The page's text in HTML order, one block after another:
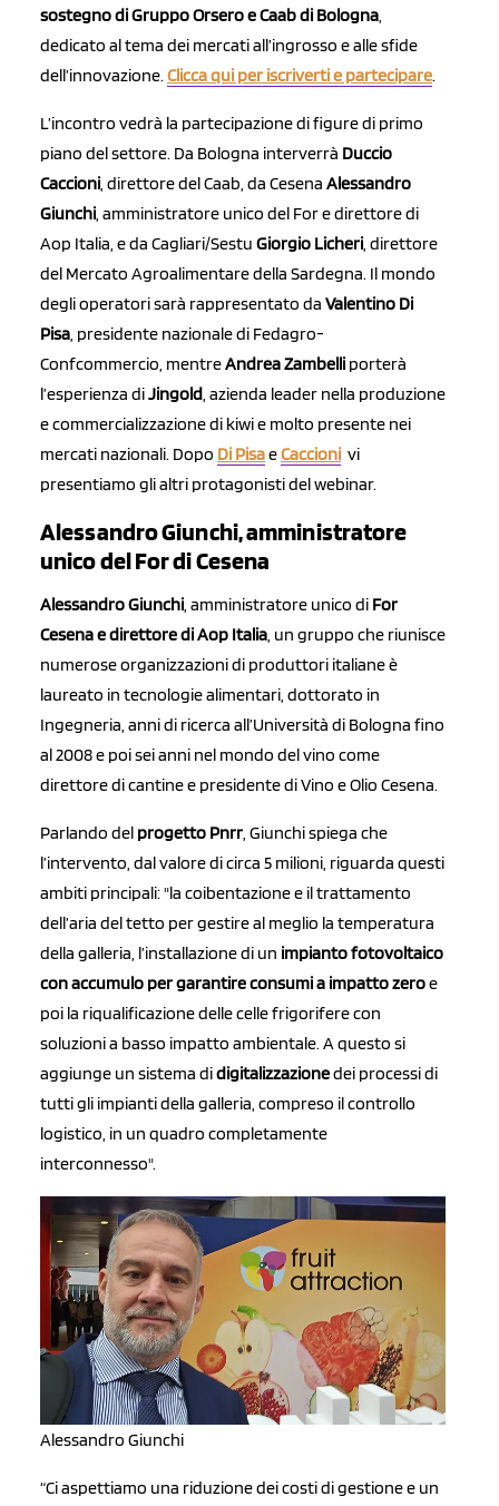
sostegno di Gruppo Orsero e Caab di Bologna
dedicato al tema dei mercati all’ingrosso e alle sfide
dell’innovazione. Clicca qui per iscriverti e partecipare.
L’incontro vedrà la partecipazione di figure di primo
piano del settore. Da Bologna interverrà Duccio
Caccioni , direttore del Caab, da Cesena Alessandro
Giunchi , amministratore unico del For e direttore di
Aop Italia, e da Cagliari/Sestu Giorgio Licheri , direttore
del Mercato Agroalimentare della Sardegna. Il mondo
degli operatori sarà rappresentato da Valentino Di
Pisa , presidente nazionale di Fedagro-
Confcommercio, mentreAndrea Zambelli porterà
l’esperienza diJingold , azienda leader nella produzione
e commercializzazione di kiwi e molto presente nei
mercati nazionali. Dopo Di PisaeCaccioni vi
presentiamo gli altri protagonisti del webinar.
Alessandro Giunchi, amministratore
unico del For di Cesena
Alessandro Giunchi, amministratore unico di For
Cesena e direttore di Aop Italia, un gruppo che riunisce
numerose organizzazioni di produttori italiane è
laureato in tecnologie alimentari, dottorato in
Ingegneria, anni di ricerca all’Università di Bologna fino
al 2008 e poi sei anni nel mondo del vino come
direttore di cantine e presidente di Vino e Olio Cesena.
Parlando del progetto Pnrr, Giunchi spiega che
l’intervento, dal valore di circa 5 milioni, riguarda questi
ambiti principali: "la coibentazione e il trattamento
dell’aria del tetto per gestire al meglio la temperatura
della galleria, l’installazione di un impianto fotovoltaico
con accumulo per garantire consumi a impatto zeroe
poi la riqualificazione delle celle frigorifere con
soluzioni a basso impatto ambientale. A questo si
aggiunge un sistema didigitalizzazionedei processi di
tutti gli impianti della galleria, compreso il controllo
logistico, in un quadro completamente
interconnesso".
Alessandro Giunchi
“Ci aspettiamo una riduzione dei costi di gestione e un